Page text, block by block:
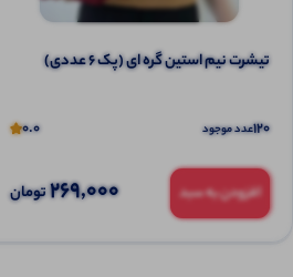
تیشرت نیم‌ استین گره ای (پک 6 عددی)
120عدد موجود 0.0
افزودن به سبد 269,000تومان